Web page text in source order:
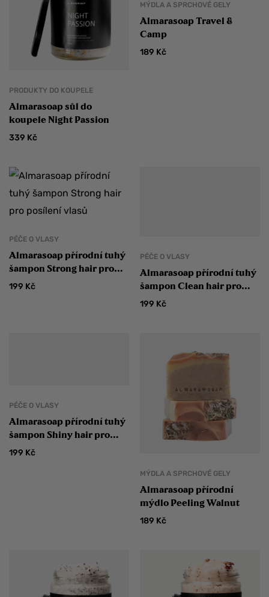
PRODUKTY DO KOUPELE
Almarasoap sůl do
koupele Night Passion
339 Kč
MÝDLA A SPRCHOVÉ GELY
Almarasoap Travel &
Camp
189 Kč
PÉČE O VLASY
Almarasoap přírodní tuhý
šampon Strong hair pro
posílení vlasů
199 Kč
PÉČE O VLASY
Almarasoap přírodní tuhý
šampon Clean hair pro
posílení vlasové pokožky
199 Kč
PÉČE O VLASY
Almarasoap přírodní tuhý
šampon Shiny hair pro
mastné vlasy
199 Kč
MÝDLA A SPRCHOVÉ GELY
Almarasoap přírodní
mýdlo Peeling Walnut
189 Kč